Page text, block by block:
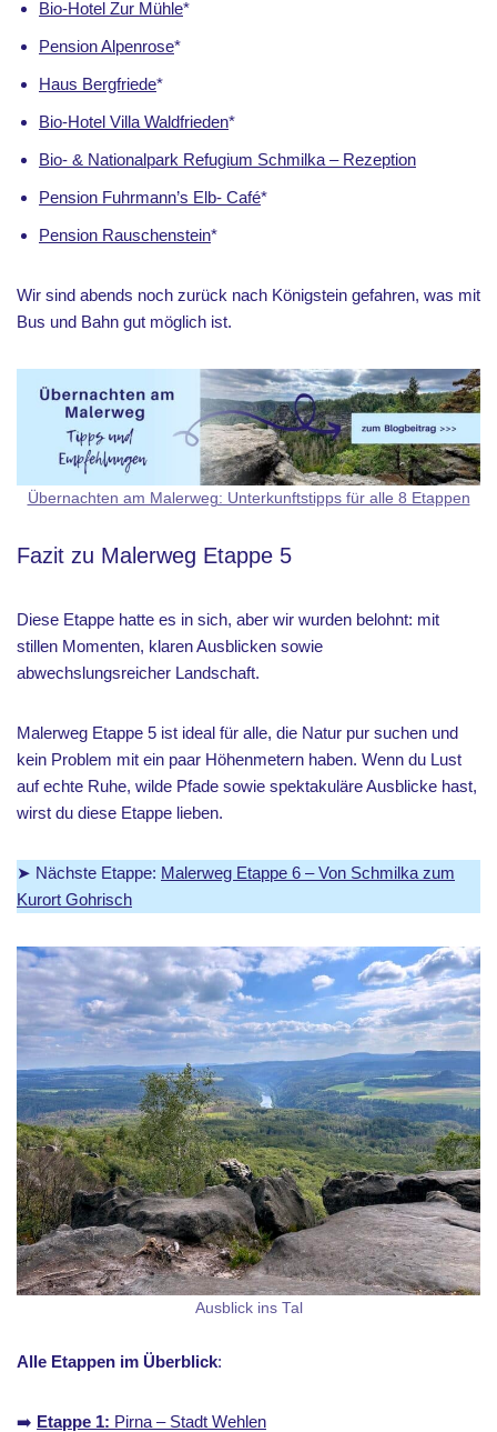
Bio-Hotel Zur Mühle*
Pension Alpenrose*
Haus Bergfriede*
Bio-Hotel Villa Waldfrieden*
Bio- & Nationalpark Refugium Schmilka – Rezeption
Pension Fuhrmann’s Elb- Café*
Pension Rauschenstein*
Wir sind abends noch zurück nach Königstein gefahren, was mit
Bus und Bahn gut möglich ist.
Übernachten am Malerweg: Unterkunftstipps für alle 8 Etappen
Fazit zu Malerweg Etappe 5
Diese Etappe hatte es in sich, aber wir wurden belohnt: mit
stillen Momenten, klaren Ausblicken sowie
abwechslungsreicher Landschaft.
Malerweg Etappe 5 ist ideal für alle, die Natur pur suchen und
kein Problem mit ein paar Höhenmetern haben. Wenn du Lust
auf echte Ruhe, wilde Pfade sowie spektakuläre Ausblicke hast,
wirst du diese Etappe lieben.
➤ Nächste Etappe: Malerweg Etappe 6 – Von Schmilka zum
Kurort Gohrisch
Ausblick ins Tal
Alle Etappen im Überblick:
➡️ Etappe 1: Pirna – Stadt Wehlen